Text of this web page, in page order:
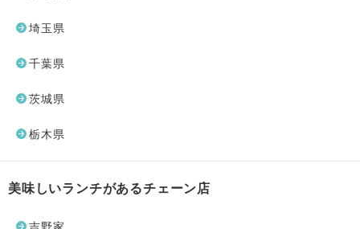
埼玉県
千葉県
茨城県
栃木県
美味しいランチがあるチェーン店
吉野家